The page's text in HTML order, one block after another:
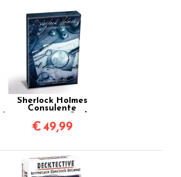
Sherlock Holmes
Consulente
House & Queen’s Park
€49,99